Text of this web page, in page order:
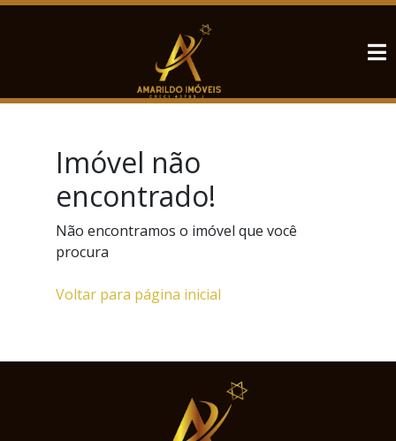
Imóvel não
encontrado!
Não encontramos o imóvel que você
procura
Voltar para página inicial